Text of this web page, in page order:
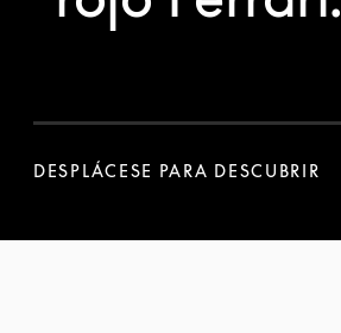
DESPLÁCESE PARA DESCUBRIR